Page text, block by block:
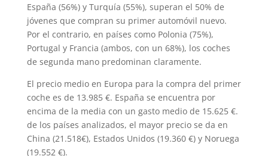
España (56%) y Turquía (55%), superan el 50% de
jóvenes que compran su primer automóvil nuevo.
Por el contrario, en países como Polonia (75%),
Portugal y Francia (ambos, con un 68%), los coches
de segunda mano predominan claramente.
El precio medio en Europa para la compra del primer
coche es de 13.985 €. España se encuentra por
encima de la media con un gasto medio de 15.625 €.
de los países analizados, el mayor precio se da en
China (21.518€), Estados Unidos (19.360 €) y Noruega
(19.552 €).